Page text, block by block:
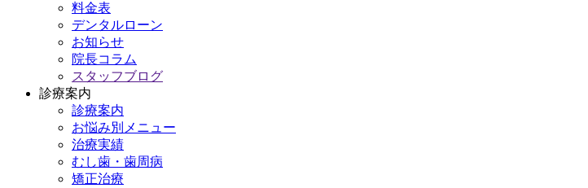
料金表
デンタルローン
お知らせ
院長コラム
スタッフブログ
診療案内
診療案内
お悩み別メニュー
治療実績
むし歯・歯周病
矯正治療